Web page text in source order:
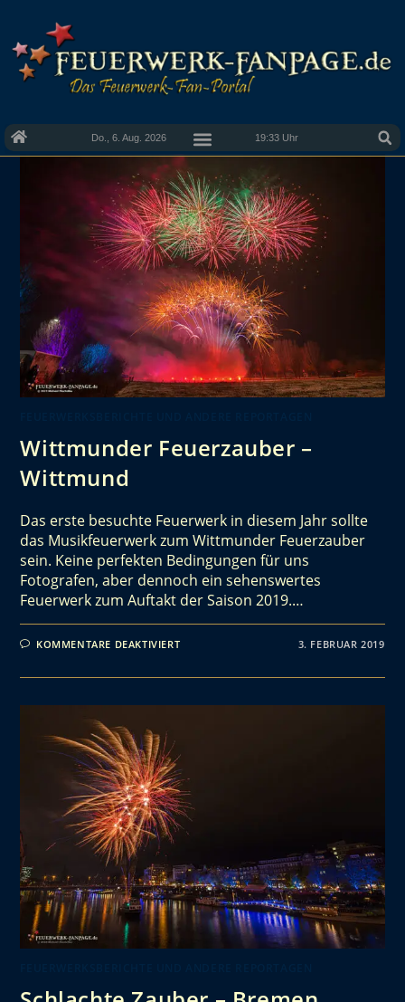
Do., 6. Aug. 2026 19:33 Uhr
Wittmunder Feuerzauber –
Wittmund
Das erste besuchte Feuerwerk in diesem Jahr sollte
das Musikfeuerwerk zum Wittmunder Feuerzauber
sein. Keine perfekten Bedingungen für uns
Fotografen, aber dennoch ein sehenswertes
Feuerwerk zum Auftakt der Saison 2019.…
KOMMENTARE DEAKTIVIERT 3. FEBRUAR 2019